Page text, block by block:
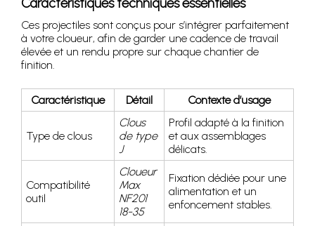
Ces projectiles sont conçus pour s’intégrer parfaitement
à votre cloueur, afin de garder une cadence de travail
élevée et un rendu propre sur chaque chantier de
finition.
Caractéristique Détail Contexte d’usage
Type de clous
Clous
de type
J
Profil adapté à la finition
et aux assemblages
délicats.
Compatibilité
outil
Cloueur
Max
NF201
18-35
Fixation dédiée pour une
alimentation et un
enfoncement stables.